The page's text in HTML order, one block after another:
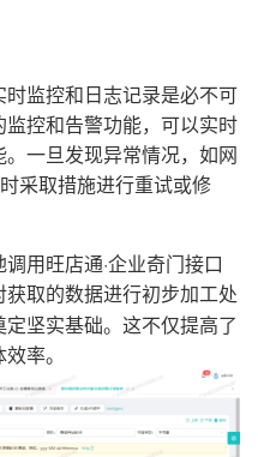
监控和日志记录是必不可
控和告警功能，可以实时
一旦发现异常情况，如网
采取措施进行重试或修
用旺店通·企业奇门接口
获取的数据进行初步加工处
坚实基础。这不仅提高了
率。